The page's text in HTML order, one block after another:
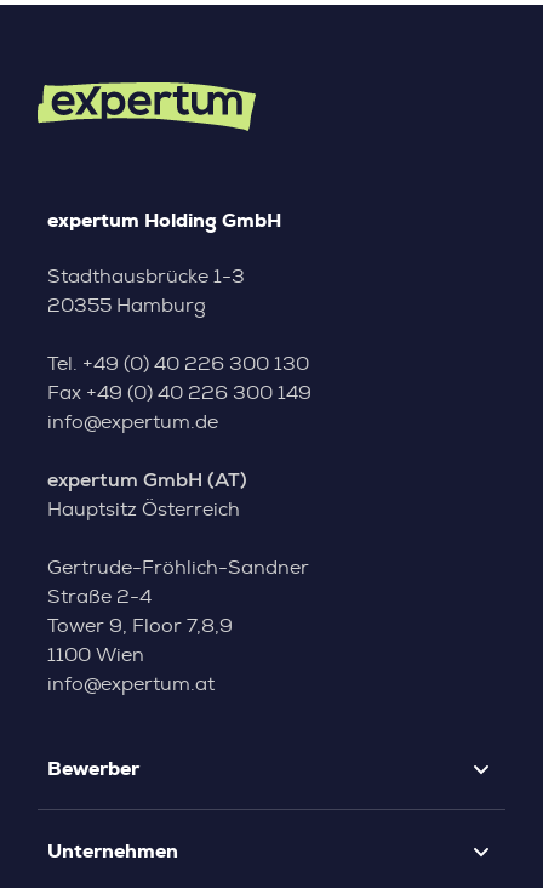
expertum Holding GmbH
Stadthausbrücke 1-3
20355 Hamburg
Tel. +49 (0) 40 226 300 130
Fax +49 (0) 40 226 300 149
info@expertum.de
expertum GmbH (AT)
Hauptsitz Österreich
Gertrude-Fröhlich-Sandner
Straße 2-4
Tower 9, Floor 7,8,9
1100 Wien
info@expertum.at
Bewerber
Unternehmen